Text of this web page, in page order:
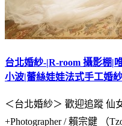
台北婚紗-|R-room 攝影棚|
小波|蕾絲娃娃法式手工婚
＜台北婚紗＞ 歡迎追蹤 仙
+Photographer / 賴宗鍵 （